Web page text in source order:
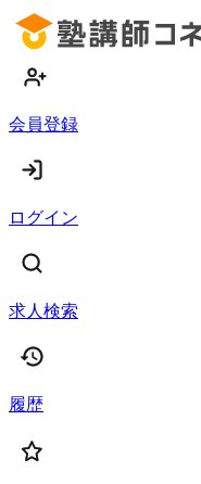
会員登録
ログイン
求人検索
履歴